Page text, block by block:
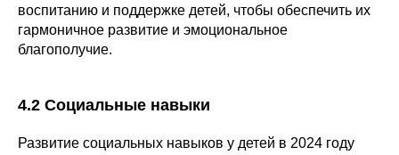
воспитанию и поддержке детей, чтобы обеспечить их
гармоничное развитие и эмоциональное
благополучие.
4.2 Социальные навыки
Развитие социальных навыков у детей в 2024 году